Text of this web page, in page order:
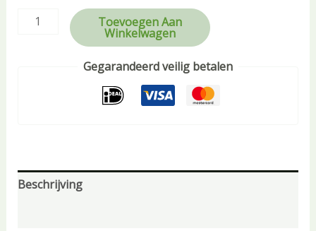
Toevoegen Aan
Winkelwagen
Gegarandeerd veilig betalen
Beschrijving